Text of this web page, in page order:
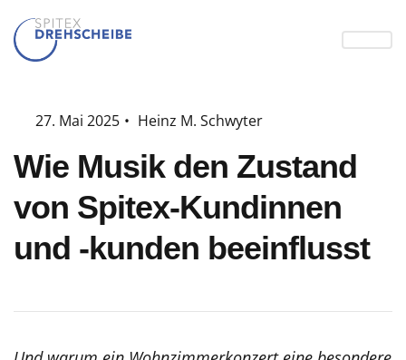
27. Mai 2025 • Heinz M. Schwyter
Wie Musik den Zustand
von Spitex-Kundinnen
und -kunden beeinflusst